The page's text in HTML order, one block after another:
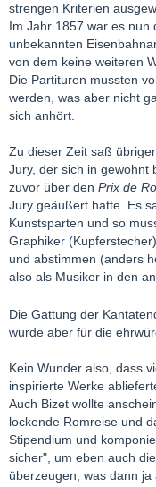
strengen Kriterien
Im Jahr 1857 war es nun
unbekannten
von dem keine weiteren
Die Partituren mussten
werden, was aber nicht
sich anhört.
Zu dieser Zeit saß
Jury, der sich in gewohnt
zuvor über den Prix de
Jury geäußert hatte. Es
Kunstsparten und so
Graphiker
und abstimmen (anders
also als Musiker in den
Die Gattung der
wurde aber für die
Kein Wunder also, dass
inspirierte Werke
Auch Bizet wollte
lockende Romreise und
Stipendium und
sicher", um eben auch
überzeugen, was dann ja